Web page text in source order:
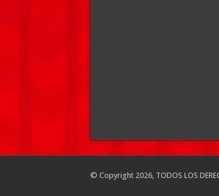
© Copyright 2026, TODOS LOS